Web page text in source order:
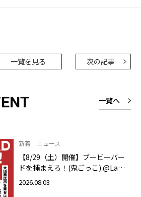
一覧を見る 次の記事
一覧へ
新着｜ニュース
【8/29（土）開催】ブービーバー
ドを捕まえろ！(鬼ごっこ) @La
SESSIONS On your mark
2026.08.03